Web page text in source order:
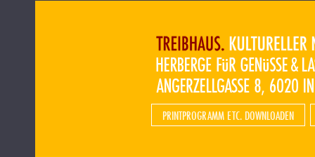
PRINTPROGRAMM ETC. DOWNLOADEN